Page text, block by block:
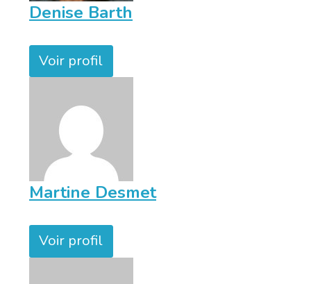
Denise Barth
Voir profil
Martine Desmet
Voir profil